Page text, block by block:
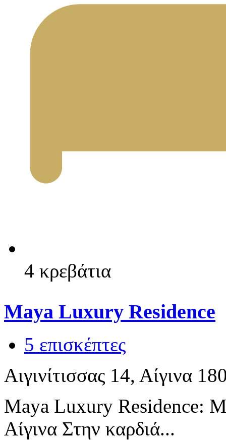
4 κρεβάτια
Maya Luxury Residence
5 επισκέπτες
Αιγινίτισσας 14, Αίγινα
Maya Luxury Residence:
Αίγινα Στην καρδιά...